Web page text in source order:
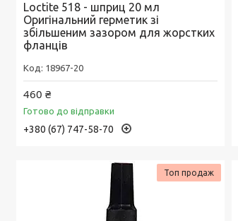
Loctite 518 - шприц 20 мл
Оригінальний герметик зі
збільшеним зазором для жорстких
фланців
18967-20
460 ₴
Готово до відправки
+380 (67) 747-58-70
Топ продаж